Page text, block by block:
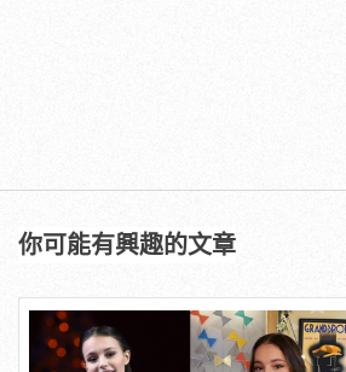
你可能有興趣的文章